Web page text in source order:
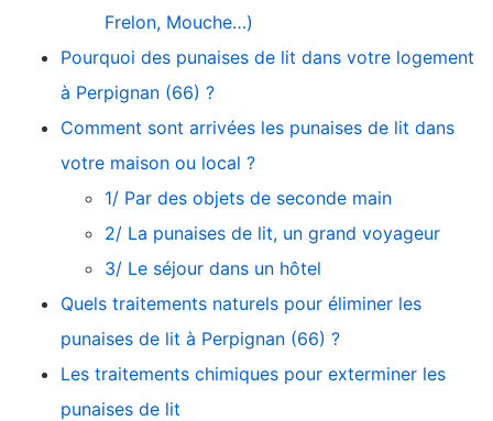
Frelon, Mouche…)
Pourquoi des punaises de lit dans votre logement
à Perpignan (66) ?
Comment sont arrivées les punaises de lit dans
votre maison ou local ?
1/ Par des objets de seconde main
2/ La punaises de lit, un grand voyageur
3/ Le séjour dans un hôtel
Quels traitements naturels pour éliminer les
punaises de lit à Perpignan (66) ?
Les traitements chimiques pour exterminer les
punaises de lit